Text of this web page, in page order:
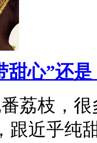
甜心”还
荔枝，
跟近乎纯